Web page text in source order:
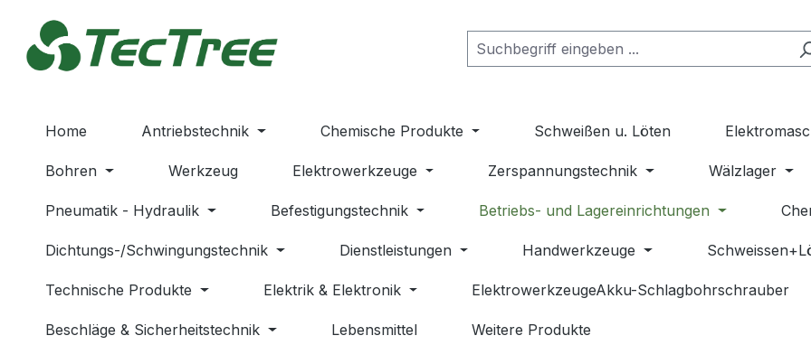
Hauptinhalt springen
Zur Suche springen
Zur Hauptnavigation springen
Home Antriebstechnik Chemische Produkte Schweißen u. Löten
Bohren Werkzeug Elektrowerkzeuge Zerspannungstechnik Wälzlager
Pneumatik - Hydraulik Befestigungstechnik Betriebs- und Lagereinrichtungen
Dichtungs-/Schwingungstechnik Dienstleistungen Handwerkzeuge
Technische Produkte Elektrik & Elektronik ElektrowerkzeugeAkku-Schlagbohrschrauber
Beschläge & Sicherheitstechnik Lebensmittel Weitere Produkte